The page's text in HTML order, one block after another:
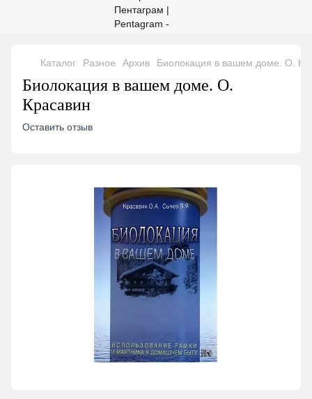
Каталог Разное Архив Биолокация в вашем доме. О.
Биолокация в вашем доме. О.
Красавин
Оставить отзыв